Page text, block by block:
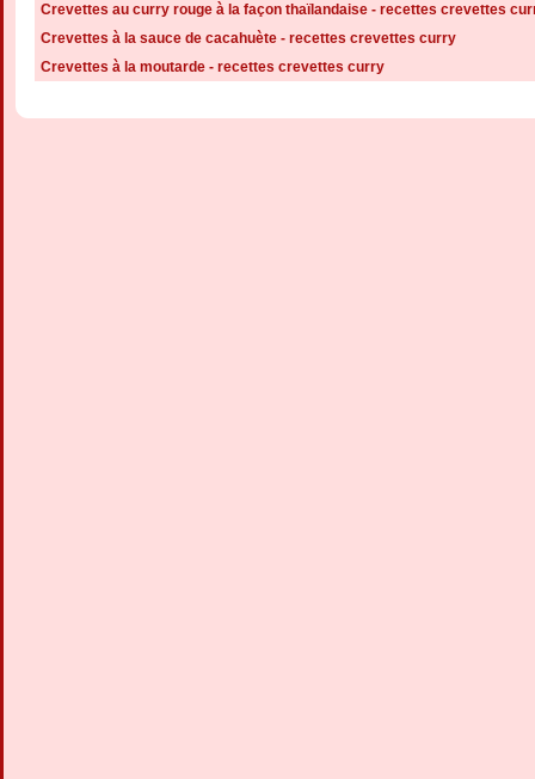
Crevettes au curry rouge à la façon thaïlandaise - recettes crevettes
Crevettes à la sauce de cacahuète - recettes crevettes curry
Crevettes à la moutarde - recettes crevettes curry